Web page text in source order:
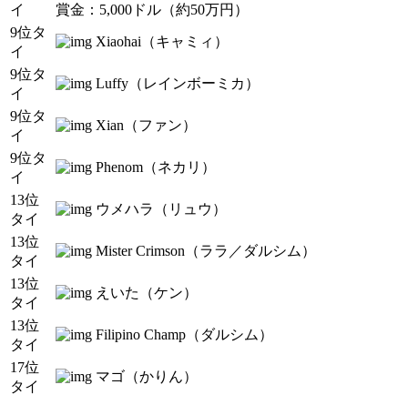
イ
賞金：5,000ドル（約50万円）
9位タ
イ
Xiaohai（キャミィ）
9位タ
イ
Luffy（レインボーミカ）
9位タ
イ
Xian（ファン）
9位タ
イ
Phenom（ネカリ）
13位
タイ
ウメハラ（リュウ）
13位
タイ
Mister Crimson（ララ／ダルシム）
13位
タイ
えいた（ケン）
13位
タイ
Filipino Champ（ダルシム）
17位
タイ
マゴ（かりん）